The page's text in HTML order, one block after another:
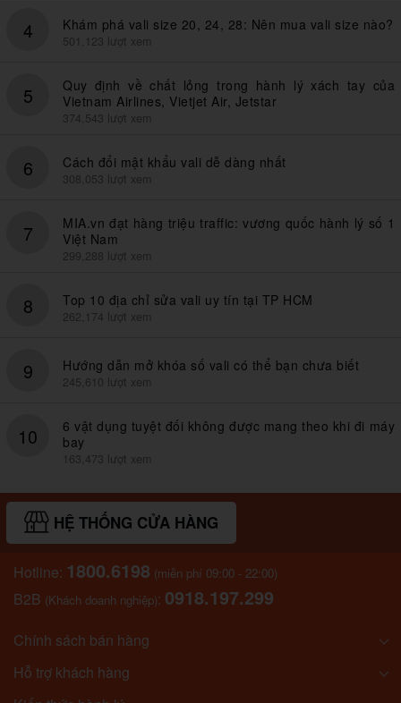
4 Khám phá vali size 20, 24, 28: Nên mua vali size nào?
501,123 lượt xem
5
Quy định về chất lỏng trong hành lý xách tay của
Vietnam Airlines, Vietjet Air, Jetstar
374,543 lượt xem
6 Cách đổi mật khẩu vali dễ dàng nhất
308,053 lượt xem
7
MIA.vn đạt hàng triệu traffic: vương quốc hành lý số 1
Việt Nam
299,288 lượt xem
8 Top 10 địa chỉ sửa vali uy tín tại TP HCM
262,174 lượt xem
9 Hướng dẫn mở khóa số vali có thể bạn chưa biết
245,610 lượt xem
10
6 vật dụng tuyệt đối không được mang theo khi đi máy
bay
163,473 lượt xem
HỆ THỐNG CỬA HÀNG
Hotline: 1800.6198 (miễn phí 09:00 - 22:00)
B2B (Khách doanh nghiệp): 0918.197.299
Chính sách bán hàng
Hỗ trợ khách hàng